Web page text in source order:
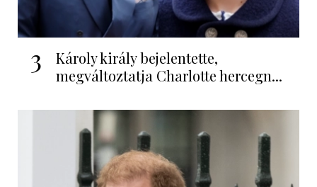
3
Károly király bejelentette,
megváltoztatja Charlotte hercegn...